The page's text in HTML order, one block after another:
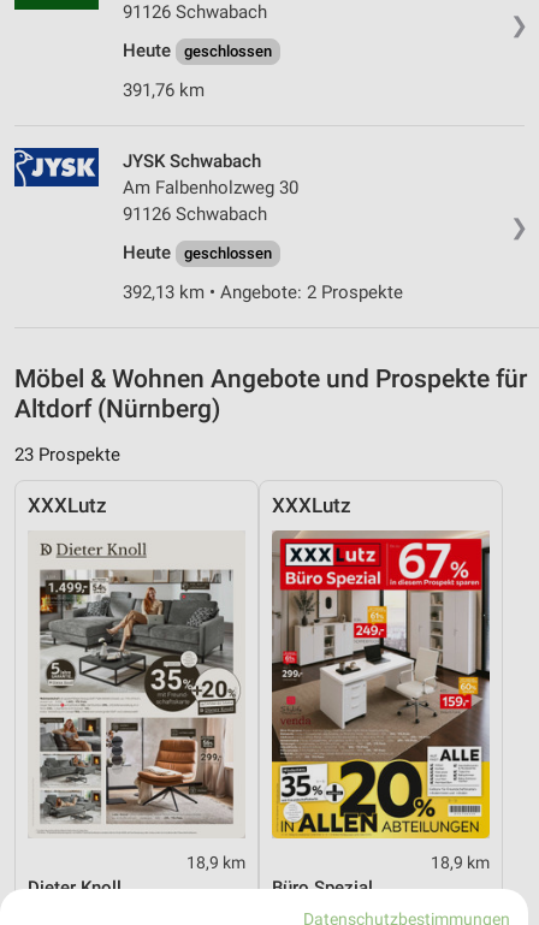
❯
91126 Schwabach
Heute
geschlossen
391,76 km
❯
JYSK Schwabach
Am Falbenholzweg 30
91126 Schwabach
Heute
geschlossen
392,13 km • Angebote: 2 Prospekte
Möbel & Wohnen Angebote und Prospekte für
Altdorf (Nürnberg)
23 Prospekte
XXXLutz
18,9 km
Dieter Knoll
XXXLutz
18,9 km
Büro Spezial
Gültig bis Fr. 14.08.
Datenschutzbestimmungen